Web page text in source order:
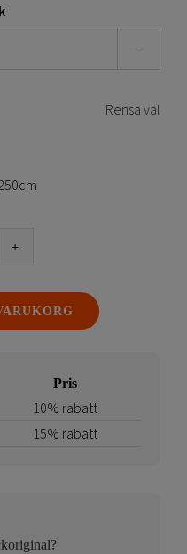
Rensa val
Pris
10% rabatt
15% rabatt